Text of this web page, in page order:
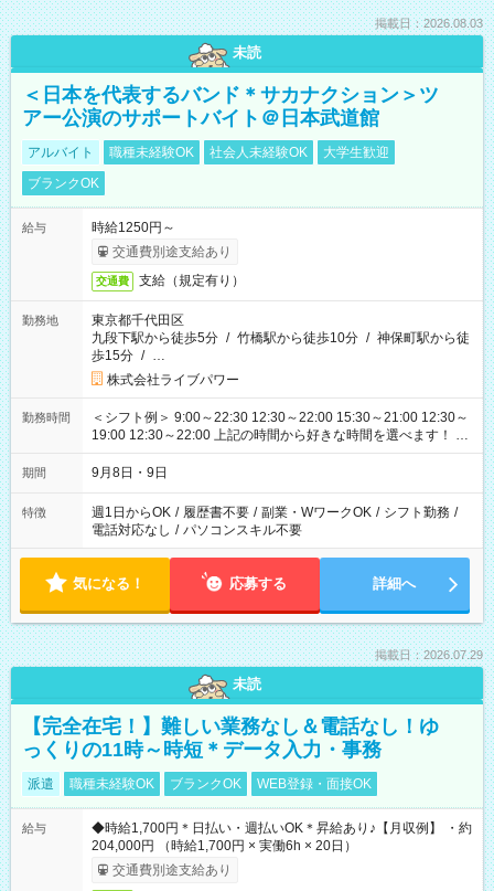
掲載日：2026.08.03
未読
＜日本を代表するバンド＊サカナクション＞ツ
アー公演のサポートバイト＠日本武道館
アルバイト 職種未経験OK 社会人未経験OK
大学生歓迎
ブランクOK
給与
時給1250円～
交通費別途支給あり
交通費 支給（規定有り）
勤務地
東京都千代田区
九段下駅から徒歩5分 / 竹橋駅から徒歩10分 / 神保町駅から徒
歩15分 / …
株式会社ライブパワー
勤務時間
＜シフト例＞ 9:00～22:30 12:30～22:00 15:30～21:00 12:30～
19:00 12:30～22:00 上記の時間から好きな時間を選べます！ ※
時間は変更となる可能性があります
期間 9月8日・9日
特徴 週1日からOK / 履歴書不要 / 副業・WワークOK / シフト勤務 /
電話対応なし / パソコンスキル不要
気になる！ 応募する 詳細へ
掲載日：2026.07.29
未読
【完全在宅！】難しい業務なし＆電話なし！ゆ
っくりの11時～時短＊データ入力・事務
派遣 職種未経験OK ブランクOK WEB登録・面接OK
給与
◆時給1,700円＊日払い・週払いOK＊昇給あり♪【月収例】 ・約
204,000円 （時給1,700円 × 実働6h × 20日）
交通費別途支給あり